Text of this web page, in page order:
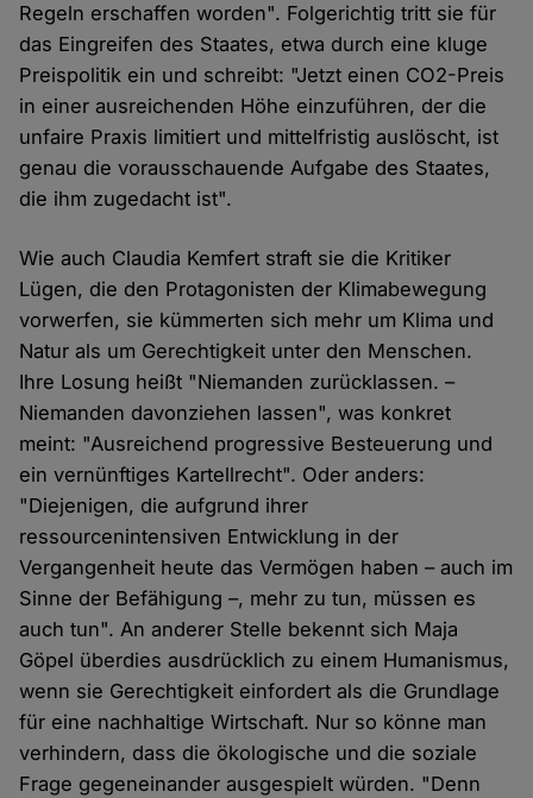
Regeln erschaffen worden". Folgerichtig tritt sie für
das Eingreifen des Staates, etwa durch eine kluge
Preispolitik ein und schreibt: "Jetzt einen CO2-Preis
in einer ausreichenden Höhe einzuführen, der die
unfaire Praxis limitiert und mittelfristig auslöscht, ist
genau die vorausschauende Aufgabe des Staates,
die ihm zugedacht ist".
Wie auch Claudia Kemfert straft sie die Kritiker
Lügen, die den Protagonisten der Klimabewegung
vorwerfen, sie kümmerten sich mehr um Klima und
Natur als um Gerechtigkeit unter den Menschen.
Ihre Losung heißt "Niemanden zurücklassen. –
Niemanden davonziehen lassen", was konkret
meint: "Ausreichend progressive Besteuerung und
ein vernünftiges Kartellrecht". Oder anders:
"Diejenigen, die aufgrund ihrer
ressourcenintensiven Entwicklung in der
Vergangenheit heute das Vermögen haben – auch im
Sinne der Befähigung –, mehr zu tun, müssen es
auch tun". An anderer Stelle bekennt sich Maja
Göpel überdies ausdrücklich zu einem Humanismus,
wenn sie Gerechtigkeit einfordert als die Grundlage
für eine nachhaltige Wirtschaft. Nur so könne man
verhindern, dass die ökologische und die soziale
Frage gegeneinander ausgespielt würden. "Denn